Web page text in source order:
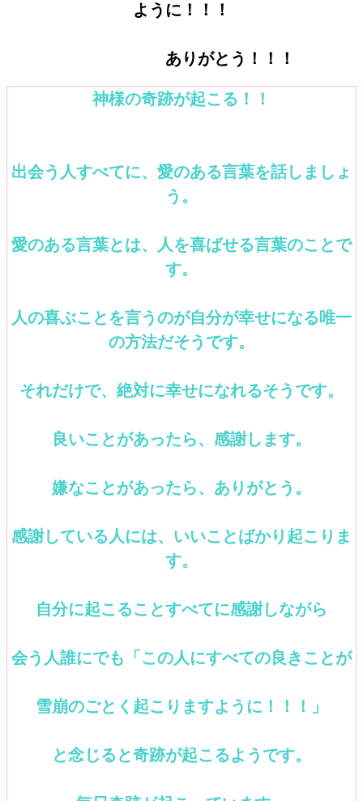
ように！！！
ありがとう！！！
神様の奇跡が起こる！！
出会う人すべてに、愛のある言葉を話しましょ
う。
愛のある言葉とは、人を喜ばせる言葉のことで
す。
人の喜ぶことを言うのが自分が幸せになる唯一
の方法だそうです。
それだけで、絶対に幸せになれるそうです。
良いことがあったら、感謝します。
嫌なことがあったら、ありがとう。
感謝している人には、いいことばかり起こりま
す。
自分に起こることすべてに感謝しながら
会う人誰にでも「この人にすべての良きことが
雪崩のごとく起こりますように！！！」
と念じると奇跡が起こるようです。